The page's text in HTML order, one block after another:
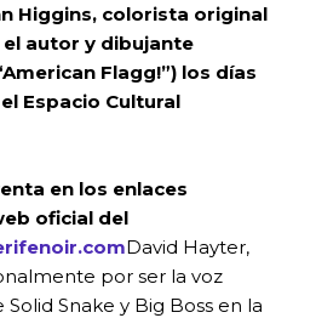
Higgins, colorista original
el autor y dibujante
Flagg!”) los días
Espacio Cultural
en los enlaces
oficial del
David Hayter,
por ser la voz
Snake y Big Boss en la